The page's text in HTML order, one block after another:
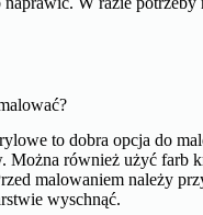
to dobra opcja do
Można również użyć
malowaniem należy
wyschnąć.